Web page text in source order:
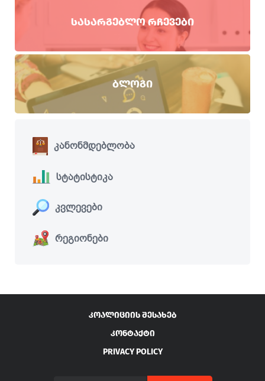
ᲡᲐᲡᲐᲠᲒᲔᲑᲚᲝ ᲠᲩᲔᲕᲔᲑᲘ
ᲑᲚᲝᲒᲘ
კანონმდებლობა
სტატისტიკა
კვლევები
რეგიონები
ᲙᲝᲐᲚᲘᲪᲘᲘᲡ ᲨᲔᲡᲐᲮᲔᲑ
ᲙᲝᲜᲢᲐᲥᲢᲘ
PRIVACY POLICY